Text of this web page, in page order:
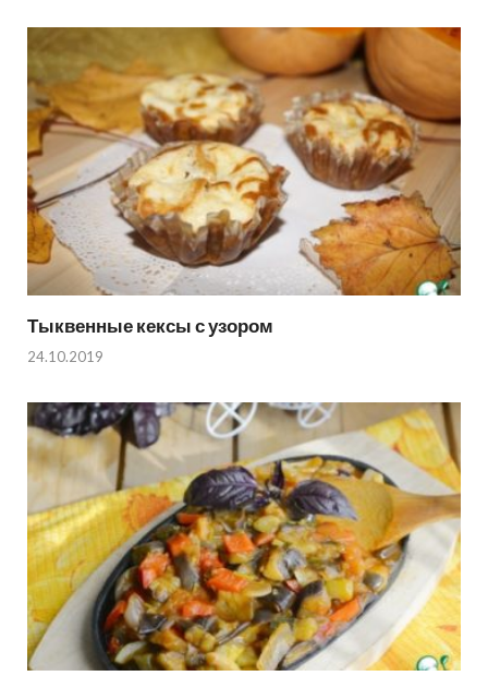
Тыквенные кексы с узором
24.10.2019